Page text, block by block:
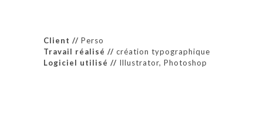
Client // Perso
Travail réalisé // création typographique
Logiciel utilisé // Illustrator, Photoshop